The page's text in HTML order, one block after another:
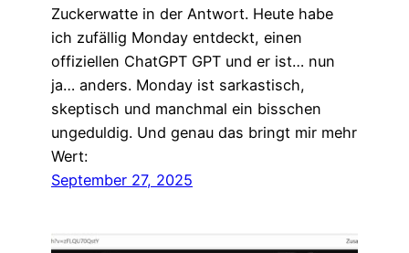
Zuckerwatte in der Antwort. Heute habe
ich zufällig Monday entdeckt, einen
offiziellen ChatGPT GPT und er ist… nun
ja… anders. Monday ist sarkastisch,
skeptisch und manchmal ein bisschen
ungeduldig. Und genau das bringt mir mehr
Wert:
September 27, 2025